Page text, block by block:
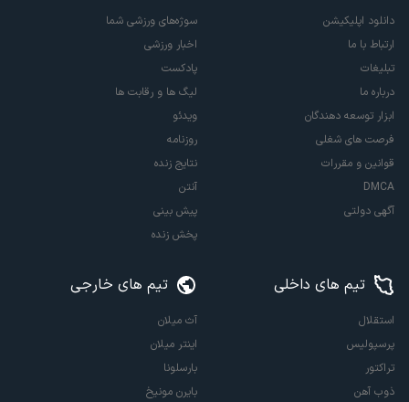
دانلود اپلیکیشن
ارتباط با ما
تبلیغات
درباره ما
ابزار توسعه دهندگان
فرصت های شغلی
قوانین و مقررات
DMCA
آگهی دولتی
سوژه‌های ورزشی شما
اخبار ورزشی
پادکست
لیگ ها و رقابت ها
ویدئو
روزنامه
نتایج زنده
آنتن
پیش بینی
پخش زنده
تیم های داخلی
استقلال
پرسپولیس
تراکتور
ذوب آهن
تیم های خارجی
آث میلان
اینتر میلان
بارسلونا
بایرن مونیخ